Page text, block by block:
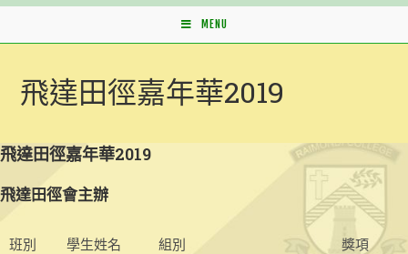
MENU
飛達田徑嘉年華2019
飛達田徑嘉年華2019
飛達田徑會主辦
班別 學生姓名 組別 獎項